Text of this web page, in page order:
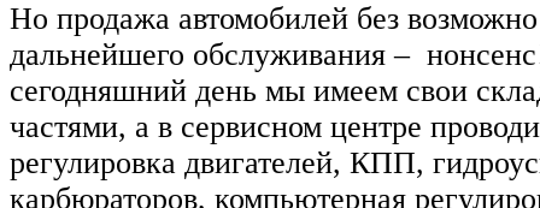
Но продажа автомобилей без
дальнейшего обслуживания –
сегодняшний день мы имеем свои
частями, а в сервисном центре
регулировка двигателей, КПП,
карбюраторов, компьютерная